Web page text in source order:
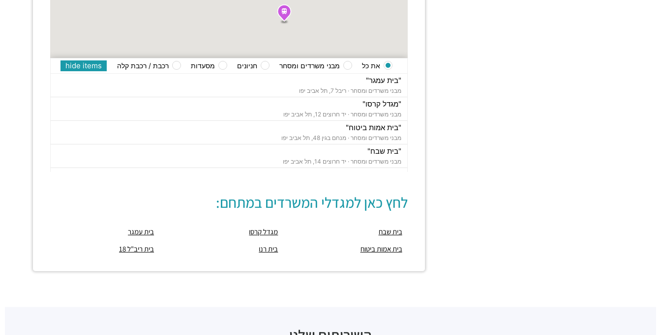
"בית עמגר"
מבני משרדים ומסחר · ריבל 7, תל אביב יפו
"מגדל קרסו"
מבני משרדים ומסחר · יד חרוצים 12, תל אביב יפו
"בית אמות ביטוח"
מבני משרדים ומסחר · מנחם בגין 48, תל אביב יפו
"בית שבח"
מבני משרדים ומסחר · יד חרוצים 14, תל אביב יפו
חניוני מאיה
חניונים ·דוד חכמי 13, תל אביב יפו
חניונים ·3Q7M+C3 תל אביב יפו
חניון גרין פארקינג
חניון הצפירה 1
hide items את כל מבני משרדים ומסחר חניונים מסעדות רכבת / רכבת קלה
לחץ כאן למגדלי המשרדים במתחם:
בית שבח מגדל קרסו
בית עמגר
בית אמות ביטוח
בית רנו בית ריב"ל 18